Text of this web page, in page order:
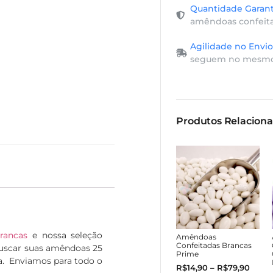
e nossa seleção
suas amêndoas 25
Enviamos para todo o
Quantidade
amêndoas
Agilidade no
seguem no
Produtos
Amêndoas
Confeitadas Brancas
Prime
R$14,90 – R$79,90